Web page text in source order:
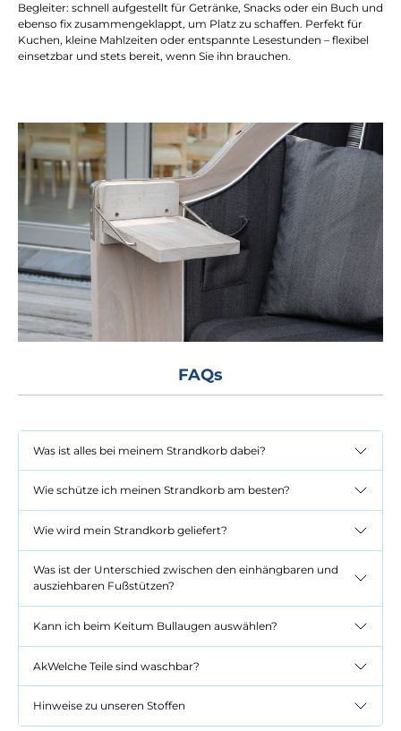
Begleiter: schnell aufgestellt für Getränke, Snacks oder ein Buch und
ebenso fix zusammengeklappt, um Platz zu schaffen. Perfekt für
Kuchen, kleine Mahlzeiten oder entspannte Lesestunden – flexibel
einsetzbar und stets bereit, wenn Sie ihn brauchen.
FAQs
Was ist alles bei meinem Strandkorb dabei?
Wie schütze ich meinen Strandkorb am besten?
Wie wird mein Strandkorb geliefert?
Was ist der Unterschied zwischen den einhängbaren und
ausziehbaren Fußstützen?
Kann ich beim Keitum Bullaugen auswählen?
AkWelche Teile sind waschbar?
Hinweise zu unseren Stoffen